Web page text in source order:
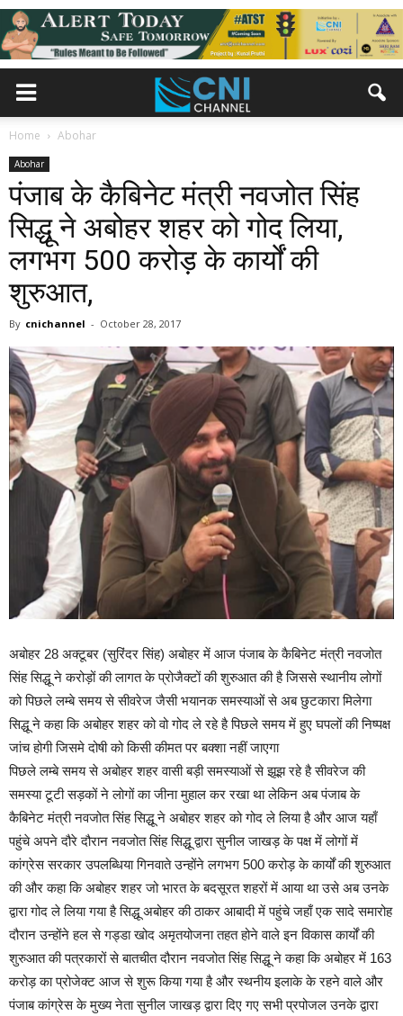
Home Abohar
Abohar
पंजाब के कैबिनेट मंत्री नवजोत सिंह
सिद्धू ने अबोहर शहर को गोद लिया,
लगभग 500 करोड़ के कार्यों की
शुरुआत,
By cnichannel - October 28, 2017
अबोहर 28 अक्टूबर (सुरिंदर सिंह) अबोहर में आज पंजाब के कैबिनेट मंत्री नवजोत
सिंह सिद्धू ने करोड़ों की लागत के प्रोजैक्टों की शुरुआत की है जिससे स्थानीय लोगों
को पिछले लम्बे समय से सीवरेज जैसी भयानक समस्याओं से अब छुटकारा मिलेगा
सिद्धू ने कहा कि अबोहर शहर को वो गोद ले रहे है पिछले समय में हुए घपलों की निष्पक्ष
जांच होगी जिसमे दोषी को किसी कीमत पर बक्शा नहीं जाएगा
पिछले लम्बे समय से अबोहर शहर वासी बड़ी समस्याओं से झूझ रहे है सीवरेज की
समस्या टूटी सड़कों ने लोगों का जीना मुहाल कर रखा था लेकिन अब पंजाब के
कैबिनेट मंत्री नवजोत सिंह सिद्धू ने अबोहर शहर को गोद ले लिया है और आज यहाँ
पहुंचे अपने दौरे दौरान नवजोत सिंह सिद्धू द्वारा सुनील जाखड़ के पक्ष में लोगों में
कांग्रेस सरकार उपलब्धिया गिनवाते उन्होंने लगभग 500 करोड़ के कार्यों की शुरुआत
की और कहा कि अबोहर शहर जो भारत के बदसूरत शहरों में आया था उसे अब उनके
द्वारा गोद ले लिया गया है सिद्धू अबोहर की ठाकर आबादी में पहुंचे जहाँ एक सादे समारोह
दौरान उन्होंने हल से गड्डा खोद अमृतयोजना तहत होने वाले इन विकास कार्यों की
शुरुआत की पत्रकारों से बातचीत दौरान नवजोत सिंह सिद्धू ने कहा कि अबोहर में 163
करोड़ का प्रोजेक्ट आज से शुरू किया गया है और स्थनीय इलाके के रहने वाले और
पंजाब कांग्रेस के मुख्य नेता सुनील जाखड़ द्वारा दिए गए सभी प्रपोजल उनके द्वारा